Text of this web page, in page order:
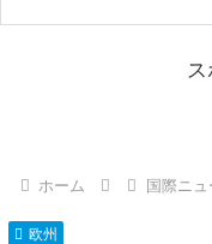
ス
ホーム 国際ニュ
欧州